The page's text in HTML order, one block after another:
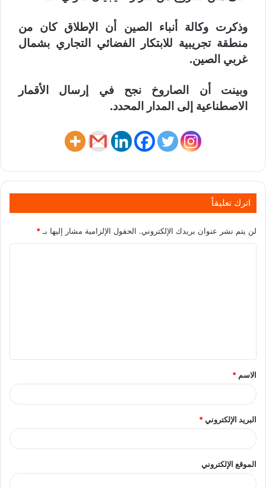
وذكرت وكالة أنباء الصين أن الإطلاق كان من
منطقة تجريبية للابتكار الفضائي التجاري بشمال
غربي الصين.
وبينت أن الصاروخ نجح في إرسال الأقمار
الاصطناعية إلى المدار المحدد.
اترك تعليقاً
لن يتم نشر عنوان بريدك الإلكتروني. الحقول الإلزامية مشار إليها بـ*
الاسم *
البريد الإلكتروني*
الموقع الإلكتروني